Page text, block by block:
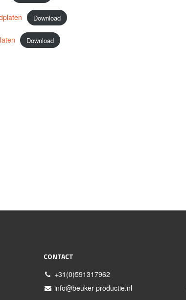
Download
Download
CONTACT
+31(0)591317962
info@beuker-productie.nl